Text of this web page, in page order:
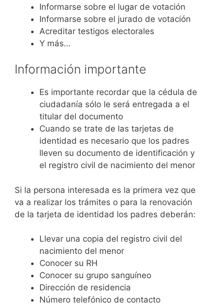
Informarse sobre el lugar de votación
Informarse sobre el jurado de votación
Acreditar testigos electorales
Y más…
Información importante
Es importante recordar que la cédula de
ciudadanía sólo le será entregada a el
titular del documento
Cuando se trate de las tarjetas de
identidad es necesario que los padres
lleven su documento de identificación y
el registro civil de nacimiento del menor
Si la persona interesada es la primera vez que
va a realizar los trámites o para la renovación
de la tarjeta de identidad los padres deberán:
Llevar una copia del registro civil del
nacimiento del menor
Conocer su RH
Conocer su grupo sanguíneo
Dirección de residencia
Número telefónico de contacto